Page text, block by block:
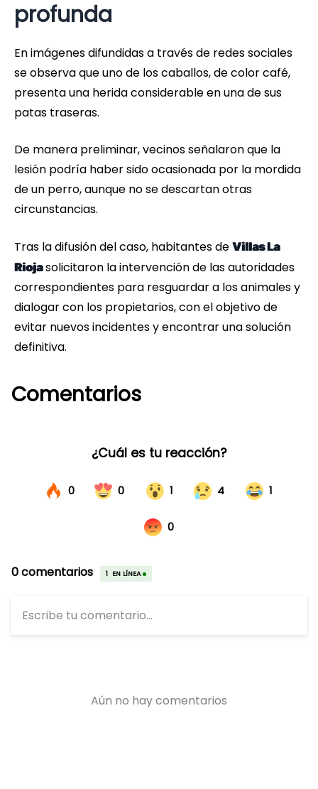
profunda
En imágenes difundidas a través de redes sociales
se observa que uno de los caballos, de color café,
presenta una herida considerable en una de sus
patas traseras.
De manera preliminar, vecinos señalaron que la
lesión podría haber sido ocasionada por la mordida
de un perro, aunque no se descartan otras
circunstancias.
Tras la difusión del caso, habitantes de Villas La
Riojasolicitaron la intervención de las autoridades
correspondientes para resguardar a los animales y
dialogar con los propietarios, con el objetivo de
evitar nuevos incidentes y encontrar una solución
definitiva.
Comentarios